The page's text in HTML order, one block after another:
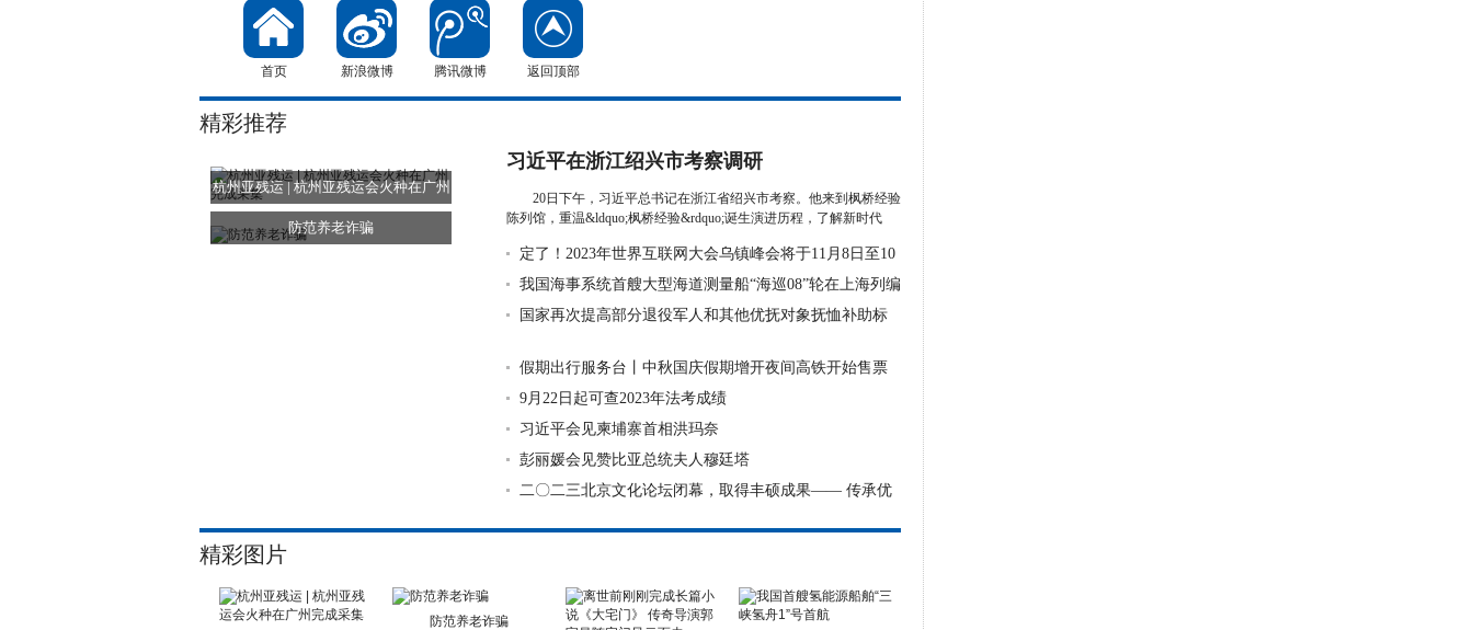
首页 新浪微博 腾讯微博 返回顶部
精彩推荐
杭州亚残运 | 杭州亚残运会火种在广州
完
防范养老诈骗
习近平在浙江绍兴市考察调研
20日下午，习近平总书记在浙江省绍兴市考察。他来到枫桥经验
陈列馆，重温&ldquo;枫桥经验&rdquo;诞生演进历程，了解新时代
定了！2023年世界互联网大会乌镇峰会将于11月8日至10
日举行
我国海事系统首艘大型海道测量船“海巡08”轮在上海列编
国家再次提高部分退役军人和其他优抚对象抚恤补助标
假期出行服务台丨中秋国庆假期增开夜间高铁开始售票
9月22日起可查2023年法考成绩
习近平会见柬埔寨首相洪玛奈
彭丽媛会见赞比亚总统夫人穆廷塔
二〇二三北京文化论坛闭幕，取得丰硕成果—— 传承优
精彩图片
防范养老诈骗